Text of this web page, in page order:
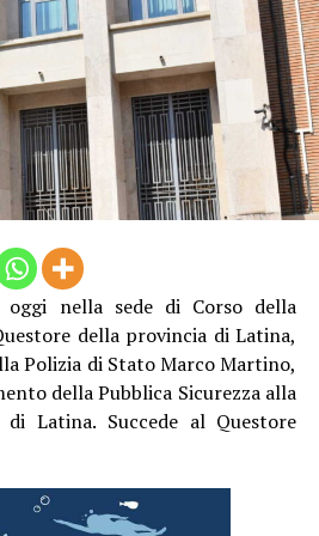
nella sede di Corso della
della provincia di Latina,
Polizia di Stato Marco Martino,
della Pubblica Sicurezza alla
Latina. Succede al Questore